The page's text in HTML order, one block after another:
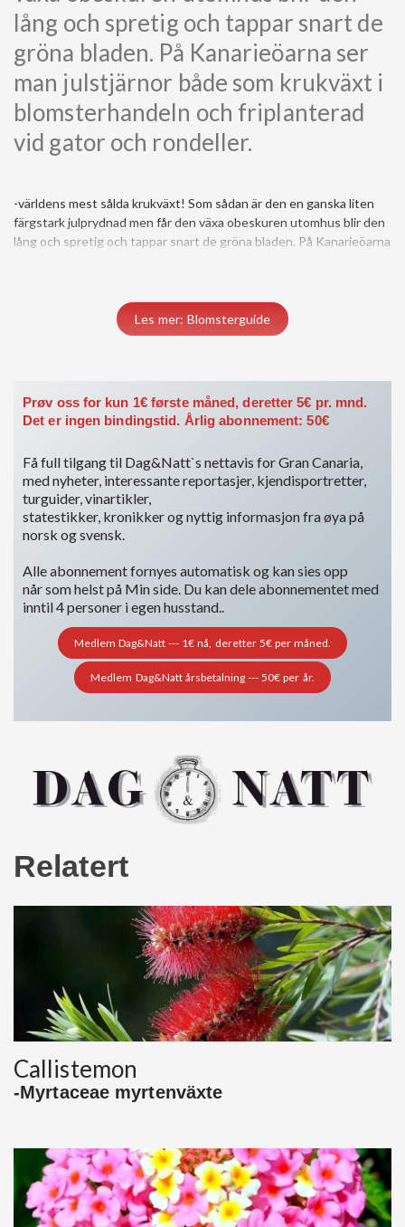
lång och spretig och tappar snart de
gröna bladen. På Kanarieöarna ser
man julstjärnor både som krukväxt i
blomsterhandeln och friplanterad
vid gator och rondeller.
-världens mest sålda krukväxt! Som sådan är den en ganska liten
färgstark julprydnad men får den växa obeskuren utomhus blir den
lång och spretig och tappar snart de gröna bladen. På Kanarieöarna
Du må være medlem for å få tilgang til dette innholdet.
Les mer: Blomsterguide
Prøv oss for kun 1€ første måned, deretter 5€ pr. mnd.
Det er ingen bindingstid. Årlig abonnement: 50€
Få full tilgang til Dag&Natt`s nettavis for Gran Canaria,
med nyheter, interessante reportasjer, kjendisportretter,
turguider, vinartikler,
statestikker, kronikker og nyttig informasjon fra øya på
norsk og svensk.
Alle abonnement fornyes automatisk og kan sies opp
når som helst på Min side. Du kan dele abonnementet med
inntil 4 personer i egen husstand..
Medlem Dag&Natt --- 1€ nå, deretter 5€ per måned.
Medlem Dag&Natt årsbetalning --- 50€ per år.
Relatert
Callistemon
-Myrtaceae myrtenväxte